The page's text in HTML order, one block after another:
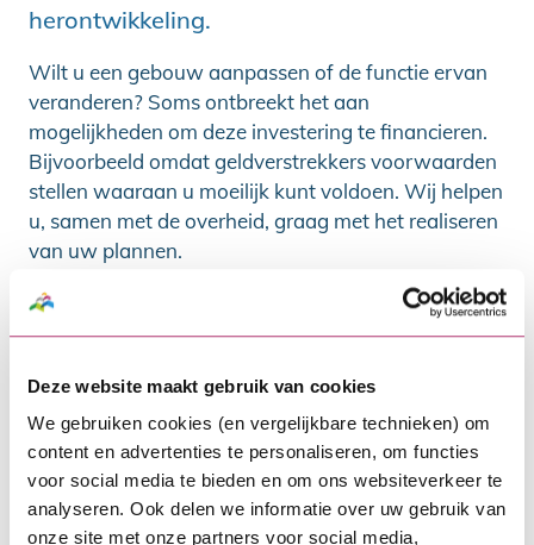
Deze website maakt gebruik van cookies
We gebruiken cookies (en vergelijkbare technieken) om
content en advertenties te personaliseren, om functies
voor social media te bieden en om ons websiteverkeer te
analyseren. Ook delen we informatie over uw gebruik van
onze site met onze partners voor social media,
herontwikkeling.
Wilt u een gebouw aanpassen of de functie ervan
veranderen? Soms ontbreekt het aan
mogelijkheden om deze investering te financieren.
Bijvoorbeeld omdat geldverstrekkers voorwaarden
stellen waaraan u moeilijk kunt voldoen. Wij helpen
u, samen met de overheid, graag met het realiseren
van uw plannen.
SVn kijkt met andere ogen naar uw plannen. Hierbij
hiermee ruimte voor vernieuwende en
grensverleggende projecten.
Wij willen helpen om uw plannen te realiseren.
Samen met u zoeken we naar een oplossing op
maat. En naar de mogelijkheden om voldoende (bij)